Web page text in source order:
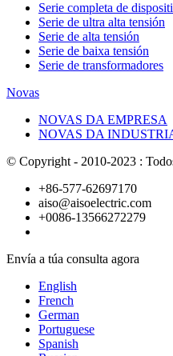
Serie completa de
Serie de ultra alta tensión
Serie de alta tensión
Serie de baixa tensión
Serie de transformadores
Novas
NOVAS DA EMPRESA
NOVAS DA
© Copyright - 2010-2023 :
+86-577-62697170
aiso@aisoelectric.com
+0086-13566272279
Envía a túa consulta agora
English
French
German
Portuguese
Spanish